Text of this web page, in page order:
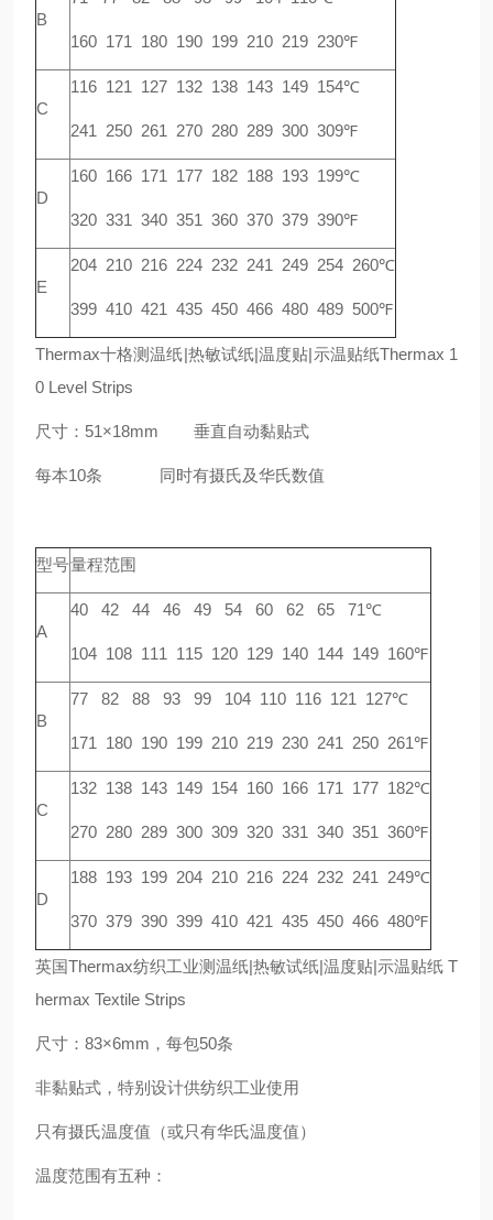
B
160 171 180 190 199 210 219 230℉
C
116 121 127 132 138 143 149 154℃
241 250 261 270 280 289 300 309℉
D
160 166 171 177 182 188 193 199℃
320 331 340 351 360 370 379 390℉
E
204 210 216 224 232 241 249 254 260℃
399 410 421 435 450 466 480 489 500℉
Thermax十格测温纸|热敏试纸|温度贴|示温贴纸Thermax 1
0 Level Strips
尺寸：51×18mm 垂直自动黏贴式
每本10条 同时有摄氏及华氏数值
型号量程范围
A
40 42 44 46 49 54 60 62 65 71℃
104 108 111 115 120 129 140 144 149 160℉
B
77 82 88 93 99 104 110 116 121 127℃
171 180 190 199 210 219 230 241 250 261℉
C
132 138 143 149 154 160 166 171 177 182℃
270 280 289 300 309 320 331 340 351 360℉
D
188 193 199 204 210 216 224 232 241 249℃
370 379 390 399 410 421 435 450 466 480℉
英国Thermax纺织工业测温纸|热敏试纸|温度贴|示温贴纸 T
hermax Textile Strips
尺寸：83×6mm，每包50条
非黏贴式，特别设计供纺织工业使用
只有摄氏温度值（或只有华氏温度值）
温度范围有五种：